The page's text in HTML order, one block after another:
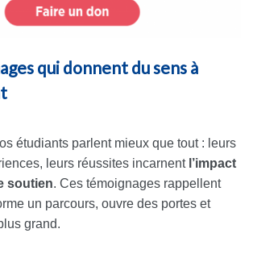
qui donnent du sens à
étudiants parlent mieux que tout : leurs
leurs réussites incarnent l’impact
soutien. Ces témoignages rappellent
un parcours, ouvre des portes et
grand.